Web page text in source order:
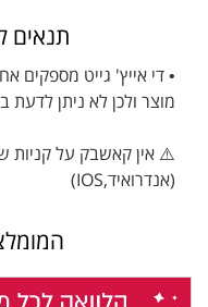
תנאים
• די אייץ' גייט
מוצר ולכן לא ניתן
⚠️ אין קאשבק על קניות
(אנדרואיד,IOS)